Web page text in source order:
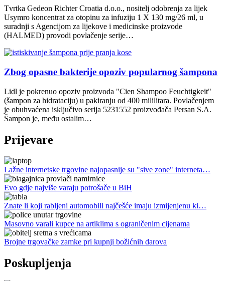
Tvrtka Gedeon Richter Croatia d.o.o., nositelj odobrenja za lijek
Usymro koncentrat za otopinu za infuziju 1 X 130 mg/26 ml, u
suradnji s Agencijom za lijekove i medicinske proizvode
(HALMED) provodi povlačenje serije…
Zbog opasne bakterije opoziv popularnog šampona
Lidl je pokrenuo opoziv proizvoda "Cien Shampoo Feuchtigkeit"
(šampon za hidrataciju) u pakiranju od 400 mililitara. Povlačenjem
je obuhvaćena isključivo serija 5231552 proizvođača Persan S.A.
Šampon je, među ostalim…
Prijevare
Lažne internetske trgovine najopasnije su "sive zone" interneta…
Evo gdje najviše varaju potrošače u BiH
Znate li koji rabljeni automobili najčešće imaju izmijenjenu ki…
Masovno varali kupce na artiklima s ograničenim cijenama
Brojne trgovačke zamke pri kupnji božićnih darova
Poskupljenja